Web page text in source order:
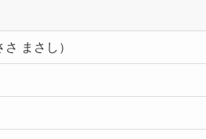
まさし）